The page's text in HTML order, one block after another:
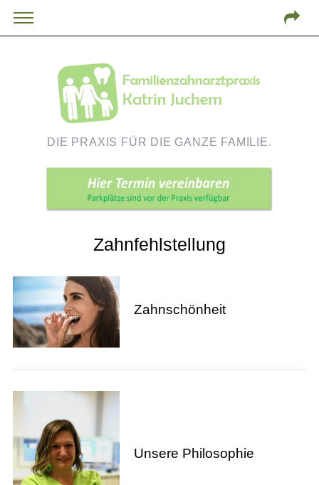
DIE PRAXIS FÜR DIE GANZE FAMILIE.
Zahnfehlstellung
Zahnschönheit
Unsere Philosophie